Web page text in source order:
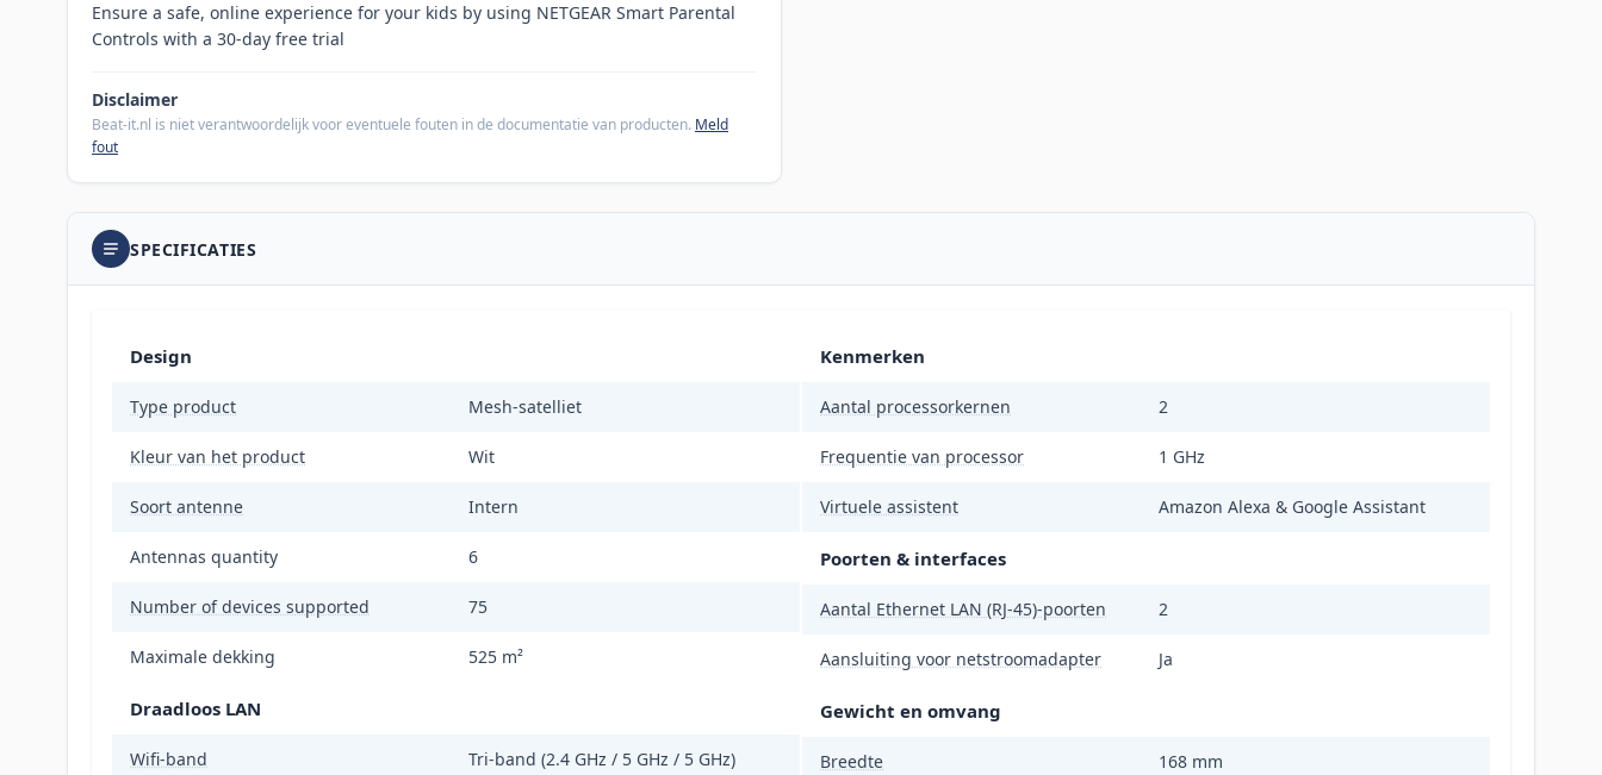
Ensure a safe, online experience for your kids by using NETGEAR Smart Parental
Controls with a 30-day free trial
Disclaimer
Beat-it.nl is niet verantwoordelijk voor eventuele fouten in de documentatie van producten. Meld
fout
SPECIFICATIES
Design
Type product Mesh-satelliet
Kleur van het product Wit
Soort antenne Intern
Antennas quantity 6
Number of devices supported 75
Maximale dekking 525 m²
Draadloos LAN
Wifi-band Tri-band (2.4 GHz / 5 GHz / 5 GHz)
Kenmerken
Aantal processorkernen 2
Frequentie van processor 1 GHz
Virtuele assistent Amazon Alexa & Google Assistant
Poorten & interfaces
Aantal Ethernet LAN (RJ-45)-poorten 2
Aansluiting voor netstroomadapter Ja
Gewicht en omvang
Breedte 168 mm